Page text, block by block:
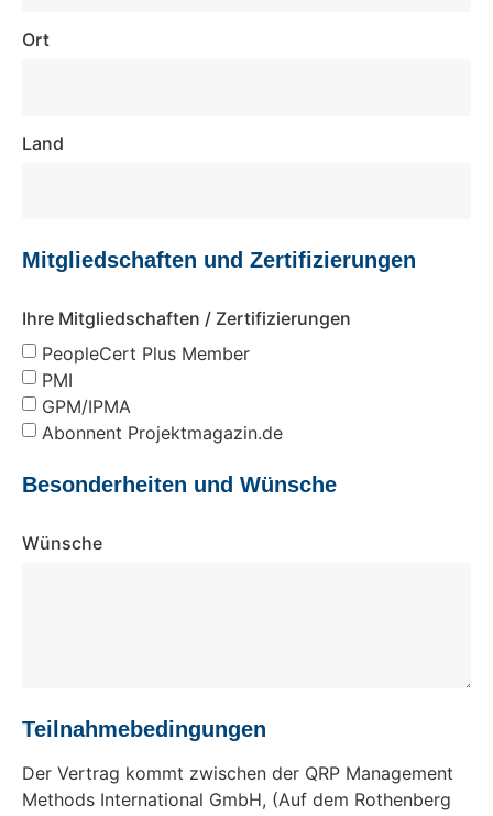
Ort
Land
Mitgliedschaften und Zertifizierungen
Ihre Mitgliedschaften / Zertifizierungen
PeopleCert Plus Member
PMI
GPM/IPMA
Abonnent Projektmagazin.de
Besonderheiten und Wünsche
Wünsche
Teilnahmebedingungen
Der Vertrag kommt zwischen der QRP Management
Methods International GmbH, (Auf dem Rothenberg